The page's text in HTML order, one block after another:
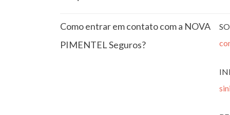
Como entrar em contato com a NOVA
PIMENTEL Seguros?